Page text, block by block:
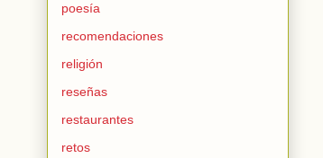
poesía
recomendaciones
religión
reseñas
restaurantes
retos